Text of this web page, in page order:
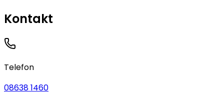
Kontakt
Telefon
08638 1460